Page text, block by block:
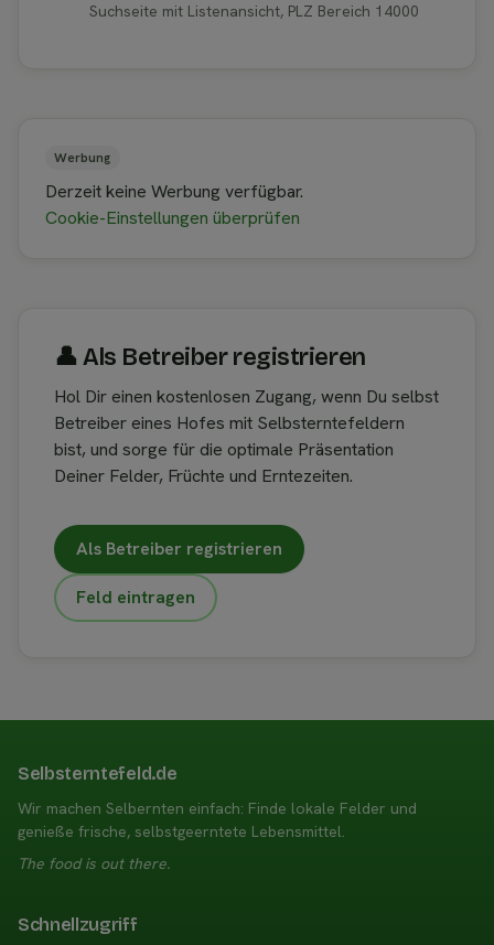
Suchseite mit Listenansicht, PLZ Bereich 14000
Werbung
Derzeit keine Werbung verfügbar.
Cookie-Einstellungen überprüfen
👤︎ Als Betreiber registrieren
Hol Dir einen kostenlosen Zugang, wenn Du selbst
Betreiber eines Hofes mit Selbsterntefeldern
bist, und sorge für die optimale Präsentation
Deiner Felder, Früchte und Erntezeiten.
Als Betreiber registrieren
Feld eintragen
Selbsterntefeld.de
Wir machen Selbernten einfach: Finde lokale Felder und
genieße frische, selbstgeerntete Lebensmittel.
The food is out there.
Schnellzugriff